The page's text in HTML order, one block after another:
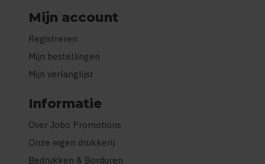
Mijn account
Registreren
Mijn bestellingen
Mijn verlanglijst
Informatie
Over Jobo Promotions
Onze eigen drukkerij
Bedrukken & Borduren